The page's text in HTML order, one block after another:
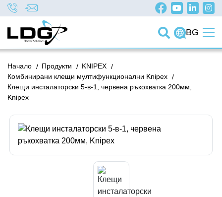
BG
/
Начало /
Продукти /
KNIPEX
/
Комбинирани клещи мултифункционални Knipex
Клещи инсталаторски 5-в-1, червена ръкохватка 200мм,
Knipex